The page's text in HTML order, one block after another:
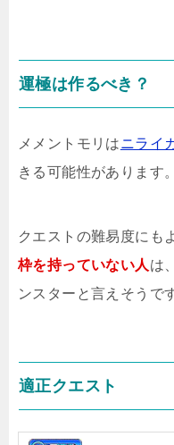
運極は作るべき？
メメントモリはニライ
きる可能性があります。
クエストの難易度にも
枠を持っていない人 は
ンスターと言えそうで
適正クエスト